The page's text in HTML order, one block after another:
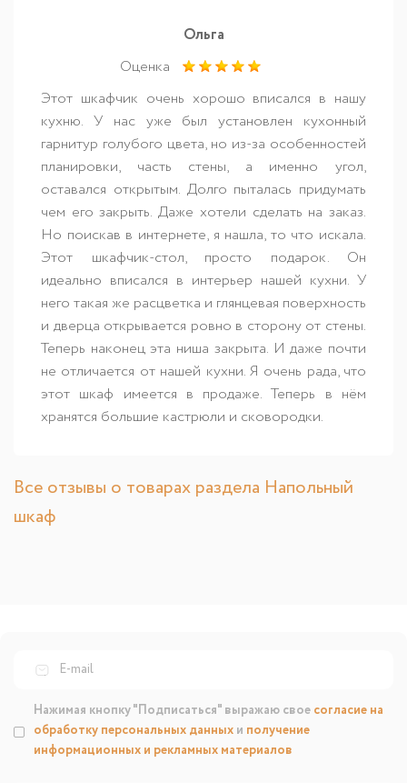
Ольга
Оценка
Этот шкафчик очень хорошо вписался в нашу
кухню. У нас уже был установлен кухонный
гарнитур голубого цвета, но из-за особенностей
планировки, часть стены, а именно угол,
оставался открытым. Долго пыталась придумать
чем его закрыть. Даже хотели сделать на заказ.
Но поискав в интернете, я нашла, то что искала.
Этот шкафчик-стол, просто подарок. Он
идеально вписался в интерьер нашей кухни. У
него такая же расцветка и глянцевая поверхность
и дверца открывается ровно в сторону от стены.
Теперь наконец эта ниша закрыта. И даже почти
не отличается от нашей кухни. Я очень рада, что
этот шкаф имеется в продаже. Теперь в нём
хранятся большие кастрюли и сковородки.
Все отзывы о товарах раздела Напольный
шкаф
Нажимая кнопку "Подписаться" выражаю свое согласие на
обработку персональных данных и получение
информационных и рекламных материалов